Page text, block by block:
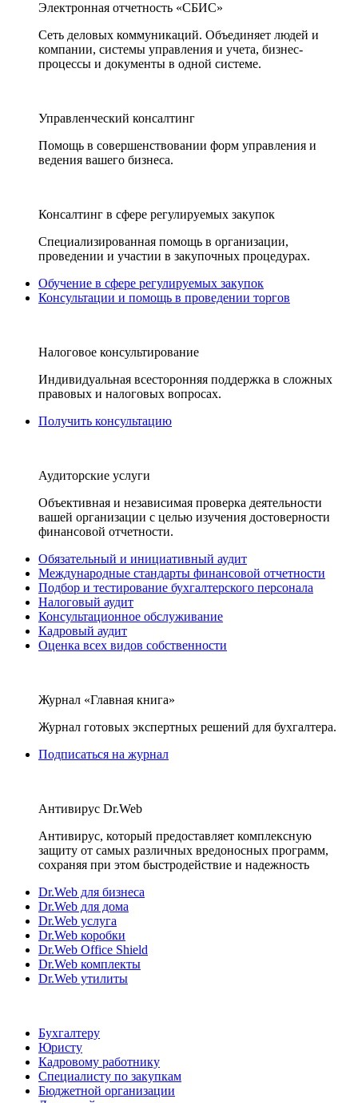
Электронная отчетность «СБИС»
Сеть деловых коммуникаций. Объединяет людей и
компании, системы управления и учета, бизнес-
процессы и документы в одной системе.
Управленческий консалтинг
Помощь в совершенствовании форм управления и
ведения вашего бизнеса.
Консалтинг в сфере регулируемых закупок
Специализированная помощь в организации,
проведении и участии в закупочных процедурах.
Обучение в сфере регулируемых закупок
Консультации и помощь в проведении торгов
Налоговое консультирование
Индивидуальная всесторонняя поддержка в сложных
правовых и налоговых вопросах.
Получить консультацию
Аудиторские услуги
Объективная и независимая проверка деятельности
вашей организации с целью изучения достоверности
финансовой отчетности.
Обязательный и инициативный аудит
Международные стандарты финансовой отчетности
Подбор и тестирование бухгалтерского персонала
Налоговый аудит
Консультационное обслуживание
Кадровый аудит
Оценка всех видов собственности
Журнал «Главная книга»
Журнал готовых экспертных решений для бухгалтера.
Подписаться на журнал
Антивирус Dr.Web
Антивирус, который предоставляет комплексную
защиту от самых различных вредоносных программ,
сохраняя при этом быстродействие и надежность
Dr.Web для бизнеса
Dr.Web для дома
Dr.Web услуга
Dr.Web коробки
Dr.Web Office Shield
Dr.Web комплекты
Dr.Web утилиты
Бухгалтеру
Юристу
Кадровому работнику
Специалисту по закупкам
Бюджетной организации